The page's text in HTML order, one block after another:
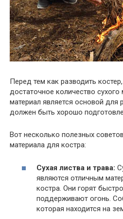
Перед тем как разводить
достаточное количество сухого
материал является основой для
должен быть хорошо
Вот несколько полезных
материала для костра:
Сухая листва и трава:
являются отличным
костра. Они горят
поддерживают огонь.
которая находится на